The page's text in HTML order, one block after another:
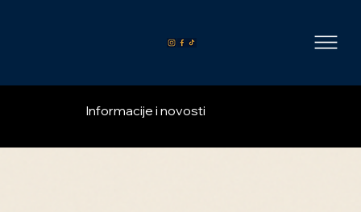
Informacije i novosti